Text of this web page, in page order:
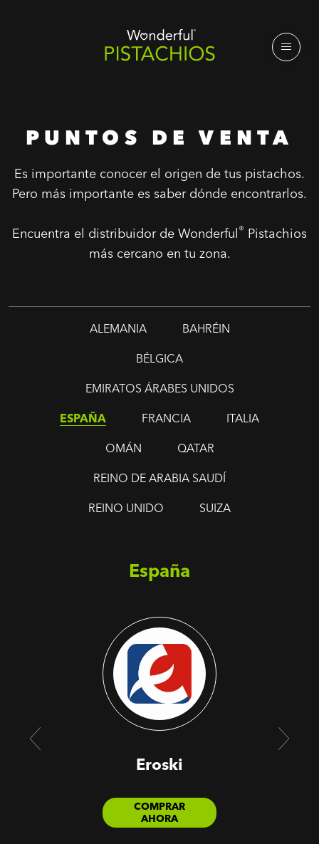
PUNTOS DE VENTA
Es importante conocer el origen de tus pistachos.
Pero más importante es saber dónde encontrarlos.
Encuentra el distribuidor de Wonderful® Pistachios
más cercano en tu zona.
ALEMANIA BAHRÉIN
BÉLGICA
EMIRATOS ÁRABES UNIDOS
ESPAÑA FRANCIA ITALIA
OMÁN QATAR
REINO DE ARABIA SAUDÍ
REINO UNIDO SUIZA
España
Eroski
COMPRAR
AHORA